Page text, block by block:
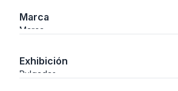
Marca
Marca
Exhibición
Pulgadas